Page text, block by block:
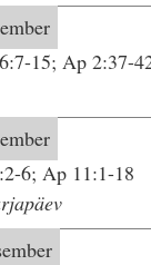
15; Ap 2:37-
6; Ap 11:1-18